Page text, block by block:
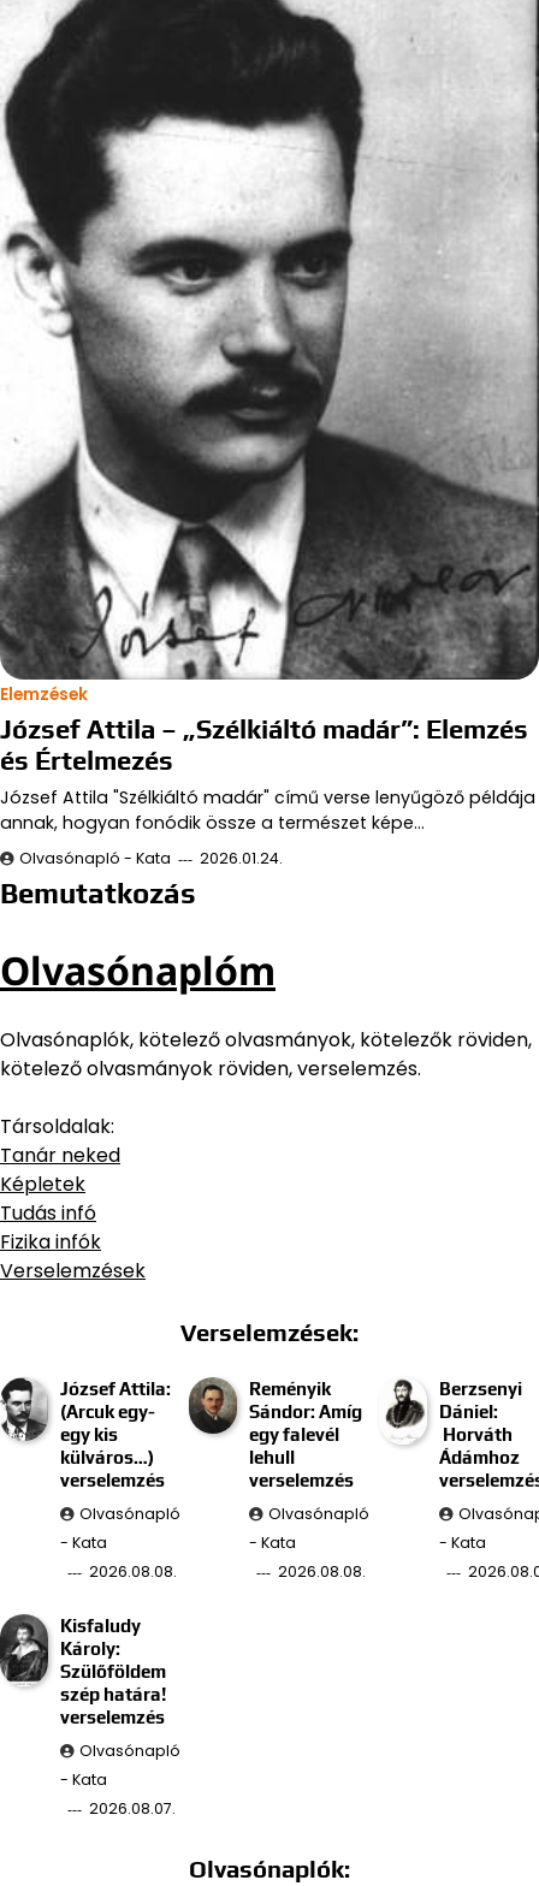
Elemzések
József Attila – „Szélkiáltó madár”: Elemzés
és Értelmezés
József Attila "Szélkiáltó madár" című verse lenyűgöző példája
annak, hogyan fonódik össze a természet képe…
Olvasónapló - Kata 2026.01.24.
Bemutatkozás
Olvasónaplóm
Olvasónaplók, kötelező olvasmányok, kötelezők röviden,
kötelező olvasmányok röviden, verselemzés.
Társoldalak:
Tanár neked
Képletek
Tudás infó
Fizika infók
Verselemzések
Verselemzések:
József Attila:
(Arcuk egy-
egy kis
külváros…)
verselemzés
Olvasónapló
- Kata
2026.08.08.
Reményik
Sándor: Amíg
egy falevél
lehull
verselemzés
Olvasónapló
- Kata
2026.08.08.
Berzsenyi
Dániel:
Horváth
Ádámhoz
- Kata
Kisfaludy
Károly:
Szülőföldem
szép határa!
verselemzés
Olvasónapló
- Kata
2026.08.07.
Olvasónaplók: